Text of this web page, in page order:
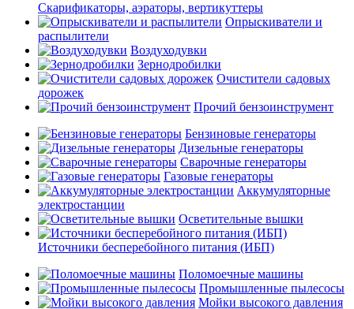
Скарификаторы, аэраторы, вертикуттеры
Опрыскиватели и
распылители
Воздуходувки
Зернодробилки
Очистители садовых
дорожек
Прочий бензоинструмент
Бензиновые генераторы
Дизельные генераторы
Сварочные генераторы
Газовые генераторы
Аккумуляторные
электростанции
Осветительные вышки
Источники бесперебойного питания (ИБП)
Поломоечные машины
Промышленные пылесосы
Мойки высокого давления